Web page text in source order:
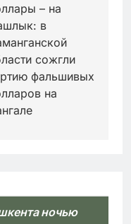
– на
в
сожгли
фальшивых
на
ночью